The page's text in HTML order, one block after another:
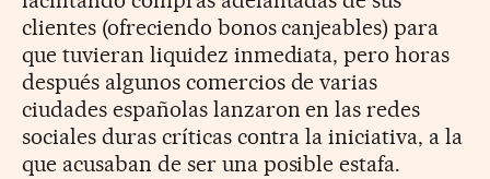
clientes (ofreciendo bonos canjeables) para
que tuvieran liquidez inmediata, pero horas
después algunos comercios de varias
ciudades españolas lanzaron en las redes
sociales duras críticas contra la iniciativa, a la
que acusaban de ser una posible estafa.